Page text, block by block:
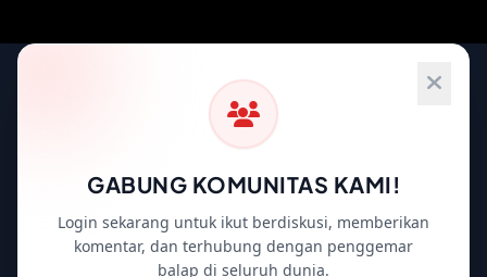
GABUNG KOMUNITAS KAMI!
Login sekarang untuk ikut berdiskusi, memberikan
komentar, dan terhubung dengan penggemar
balap di seluruh dunia.